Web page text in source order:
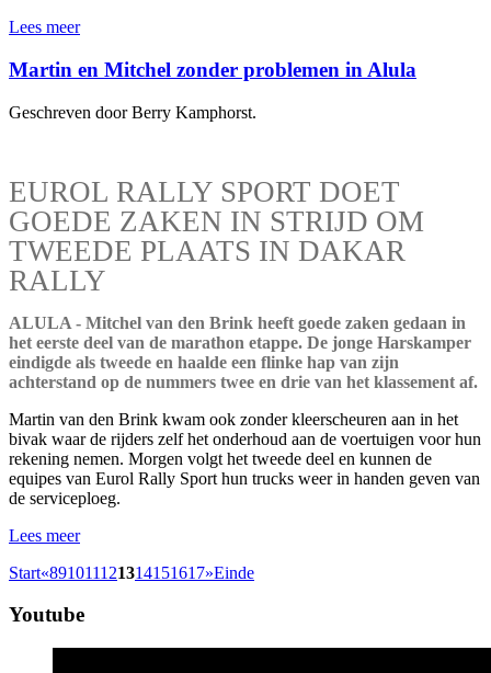
Lees meer
Martin en Mitchel zonder problemen in Alula
Geschreven door Berry Kamphorst.
EUROL RALLY SPORT DOET
GOEDE ZAKEN IN STRIJD OM
TWEEDE PLAATS IN DAKAR
RALLY
ALULA - Mitchel van den Brink heeft goede zaken gedaan in
het eerste deel van de marathon etappe. De jonge Harskamper
eindigde als tweede en haalde een flinke hap van zijn
achterstand op de nummers twee en drie van het klassement af.
Martin van den Brink kwam ook zonder kleerscheuren aan in het
bivak waar de rijders zelf het onderhoud aan de voertuigen voor hun
rekening nemen. Morgen volgt het tweede deel en kunnen de
equipes van Eurol Rally Sport hun trucks weer in handen geven van
de serviceploeg.
Lees meer
Start«891011121314151617»Einde
Youtube